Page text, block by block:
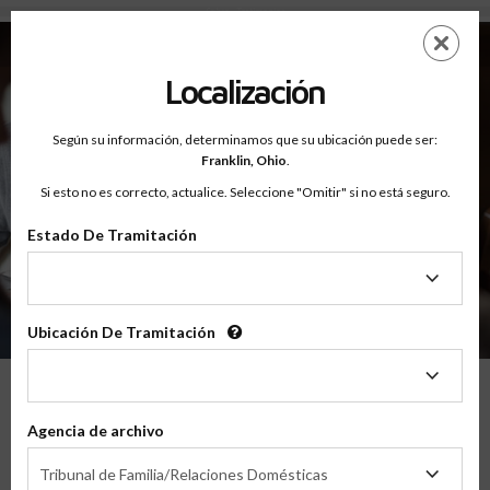
Sobre - Testimonios
EN
Decir
Localización
Según su información, determinamos que su ubicación puede ser:
Franklin, Ohio.
Si esto no es correcto, actualice. Seleccione "Omitir" si no está seguro.
Estado De Tramitación
Tramitación
Ubicación De Tramitación
Tramitación
Agencia de archivo
Tribunal de Familia/Relaciones Domésticas
de